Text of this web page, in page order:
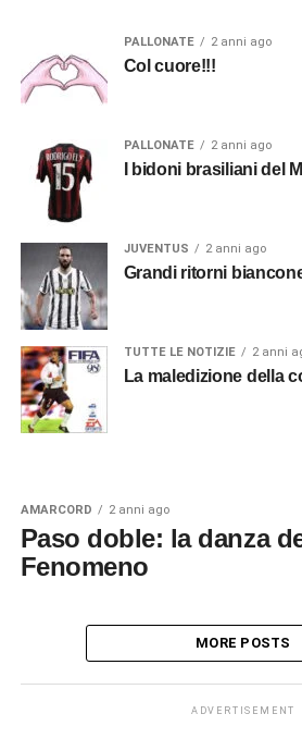
PALLONATE 2 anni ago
Col cuore!!!
PALLONATE 2 anni ago
I bidoni brasiliani del
JUVENTUS 2 anni ago
Grandi ritorni
TUTTE LE NOTIZIE 2 anni
La maledizione della
AMARCORD 2 anni ago
Paso doble: la danza
Fenomeno
MORE POSTS
ADVERTISEMENT